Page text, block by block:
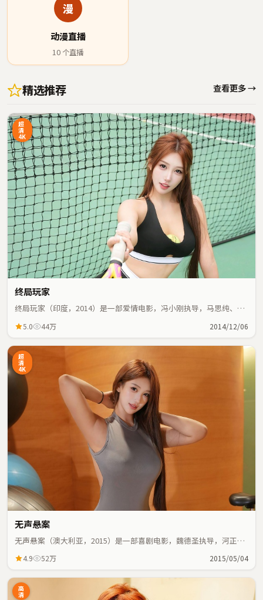
漫
动漫直播
10 个直播
精选推荐 查看更多 →
超
清
4K
终局玩家
终局玩家（印度，2014）是一部爱情电影，冯小刚执导，马思纯、梁
5.0 44万 2014/12/06
超
清
4K
无声悬案
无声悬案（澳大利亚，2015）是一部喜剧电影，魏德圣执导，河正
4.9 52万 2015/05/04
高
清